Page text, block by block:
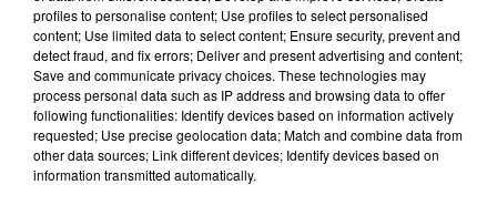
Flash FM
L'actu-région Flash FM du 06 06 2026 06h30
profiles to personalise content; Use profiles to select personalised
content; Use limited data to select content; Ensure security, prevent and
detect fraud, and fix errors; Deliver and present advertising and content;
Save and communicate privacy choices. These technologies may
process personal data such as IP address and browsing data to offer
following functionalities: Identify devices based on information actively
requested; Use precise geolocation data; Match and combine data from
other data sources; Link different devices; Identify devices based on
information transmitted automatically.